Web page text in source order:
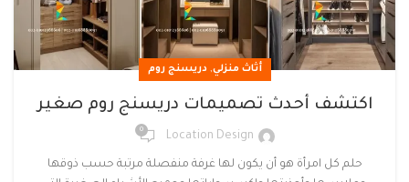
أثاث منزلي, دريسنج روم
اكتشف أحدث تصميمات دريسنج روم صغير
Location Design
0
حلم كل امرأة هو أن يكون لها غرفة منفصلة مرتبة حسب ذوقها